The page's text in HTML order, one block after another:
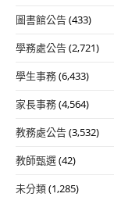
圖書館公告(433)
學務處公告(2,721)
學生事務(6,433)
家長事務(4,564)
教務處公告(3,532)
教師甄選(42)
未分類(1,285)